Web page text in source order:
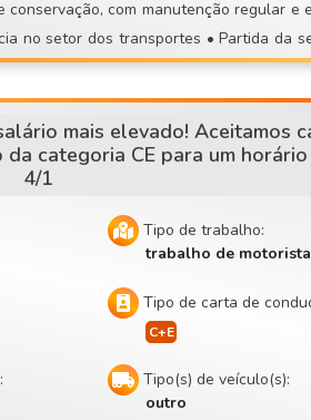
estás farto de trabalhos de carga e
de trabalho imprevisível, junta-te a uma
a uma entrevista presencial!
rotas: AT, DE, NL, SK, CZ
mais elevado! Aceitamos
categoria CE para um
4/1
Tipo de trabalho:
trabalho de
Tipo de carta de
Tipo(s) de veículo(s):
outro